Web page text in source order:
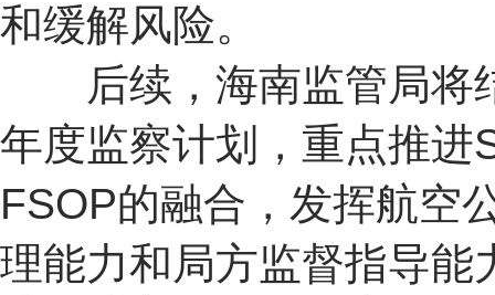
和缓解风险。
后续，海南监管局将
年度监察计划，重点推进
FSOP的融合，发挥航空
理能力和局方监督指导能